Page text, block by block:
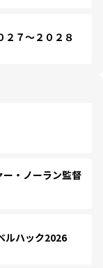
７～２０２８
・ノーラン監督
ルハック2026